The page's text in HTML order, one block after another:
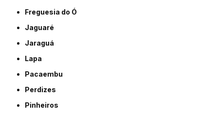
Freguesia do Ó
Jaguaré
Jaraguá
Lapa
Pacaembu
Perdizes
Pinheiros